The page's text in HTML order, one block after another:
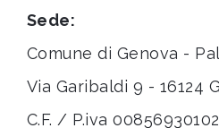
Sede:
Comune di Genova -
Via Garibaldi 9 - 16124
C.F. / P.iva 00856930102